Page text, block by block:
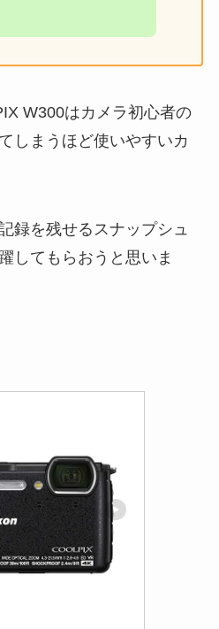
W300はカメラ初心者の
しまうほど使いやすいカ
録を残せるスナップシュ
してもらおうと思いま